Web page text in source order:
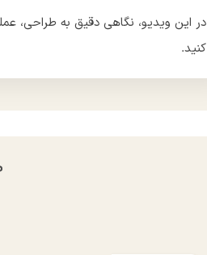
در این ویدیو، نگاهی دقیق به طراحی،
کنید.